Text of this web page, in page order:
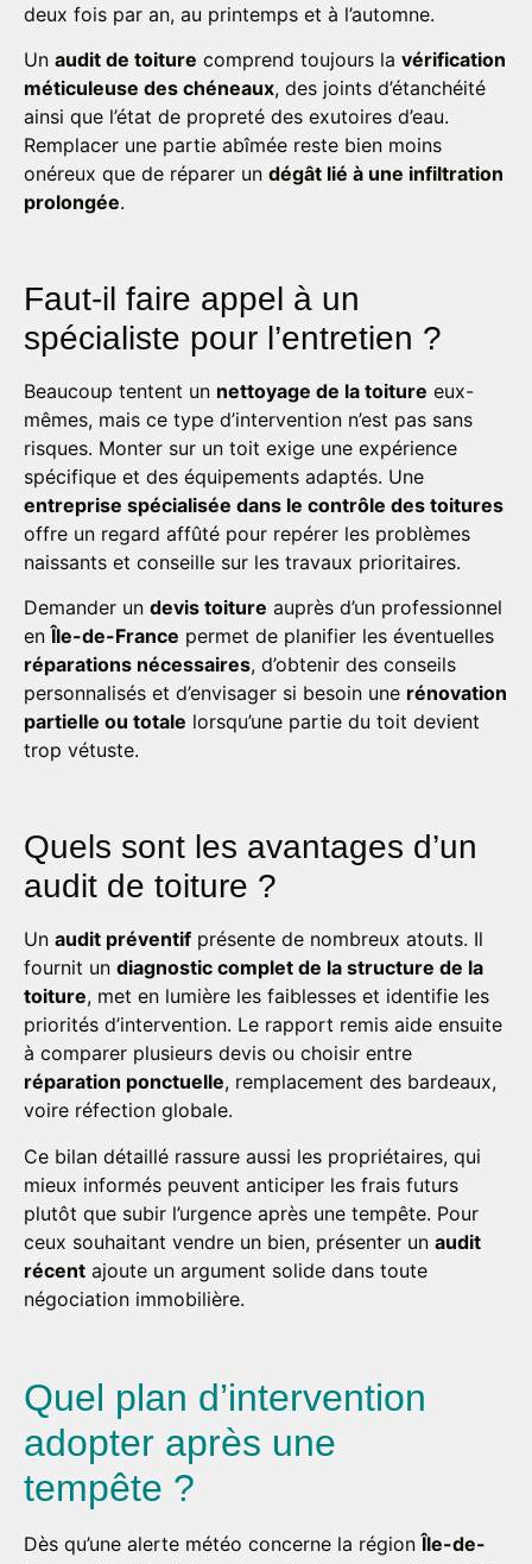
deux fois par an, au printemps et à l’automne.
Un audit de toiture comprend toujours la vérification
méticuleuse des chéneaux, des joints d’étanchéité
ainsi que l’état de propreté des exutoires d’eau.
Remplacer une partie abîmée reste bien moins
onéreux que de réparer un dégât lié à une infiltration
prolongée.
Faut-il faire appel à un
spécialiste pour l’entretien ?
Beaucoup tentent un nettoyage de la toiture eux-
mêmes, mais ce type d’intervention n’est pas sans
risques. Monter sur un toit exige une expérience
spécifique et des équipements adaptés. Une
entreprise spécialisée dans le contrôle des toitures
offre un regard affûté pour repérer les problèmes
naissants et conseille sur les travaux prioritaires.
Demander un devis toiture auprès d’un professionnel
enÎle-de-France permet de planifier les éventuelles
réparations nécessaires, d’obtenir des conseils
personnalisés et d’envisager si besoin une rénovation
partielle ou totale lorsqu’une partie du toit devient
trop vétuste.
Quels sont les avantages d’un
audit de toiture ?
Un audit préventif présente de nombreux atouts. Il
fournit un diagnostic complet de la structure de la
toiture, met en lumière les faiblesses et identifie les
priorités d’intervention. Le rapport remis aide ensuite
à comparer plusieurs devis ou choisir entre
réparation ponctuelle, remplacement des bardeaux,
voire réfection globale.
Ce bilan détaillé rassure aussi les propriétaires, qui
mieux informés peuvent anticiper les frais futurs
plutôt que subir l’urgence après une tempête. Pour
ceux souhaitant vendre un bien, présenter un audit
récent ajoute un argument solide dans toute
négociation immobilière.
Quel plan d’intervention
adopter après une
tempête ?
Dès qu’une alerte météo concerne la régionÎle-de-